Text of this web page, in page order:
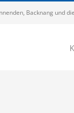
Backnang und